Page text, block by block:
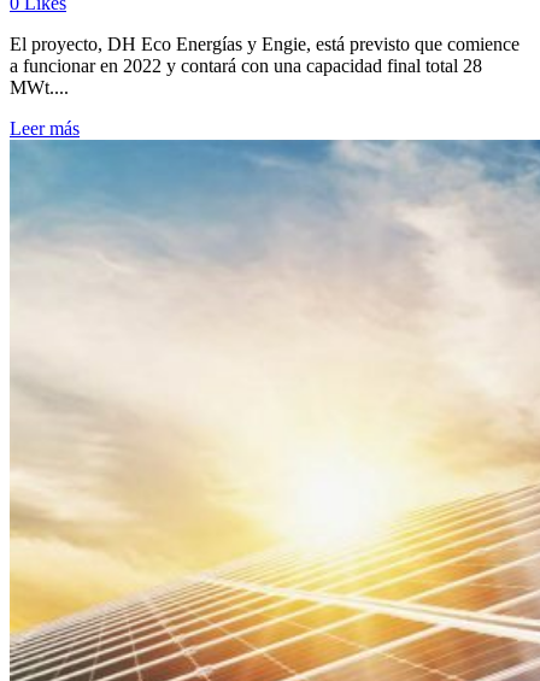
El proyecto, DH Eco Energías y Engie, está previsto que comience
a funcionar en 2022 y contará con una capacidad final total 28
MWt....
Leer más